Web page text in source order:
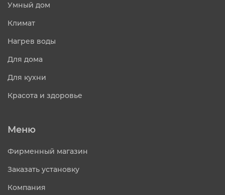
Умный дом
Климат
Нагрев воды
Для дома
Для кухни
Красота и здоровье
Меню
Фирменный магазин
Заказать установку
Компания